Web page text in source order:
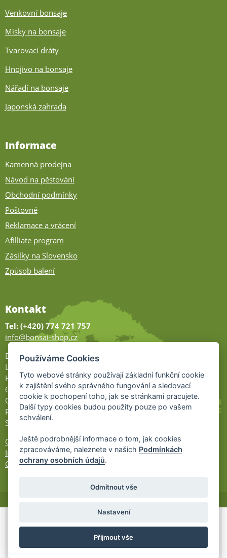
Venkovní bonsaje
Misky na bonsaje
Tvarovací dráty
Hnojivo na bonsaje
Nářadí na bonsaje
Japonská zahrada
Informace
Kamenná prodejna
Návod na pěstování
Obchodní podmínky
Poštovné
Reklamace a vrácení
Afilliate program
Zásilky na Slovensko
Způsob balení
Kontakt
Tel: (+420) 774 721 757
info@bonsai-shop.cz
Bonsai-shop
Legionářů 2
Hodonín
695 01
Otevřeno:
Po-Pá 9-17
So 9-11:30
Ochrana osobních údajů
Informace UKZÚZ
Cookies
© 2026 Bonsai-Shop.cz -Partnerský
program
Partner ID:
Používáme Cookies
Tyto webové stránky používají základní funkční cookie
k zajištění svého správného fungování a sledovací
cookie k pochopení toho, jak se stránkami pracujete.
Další typy cookies budou použity pouze po vašem
schválení.
Ještě podrobnější informace o tom, jak cookies
zpracováváme, naleznete v našich Podmínkách
ochrany osobních údajů.
Odmítnout vše
Nastavení
Přijmout vše